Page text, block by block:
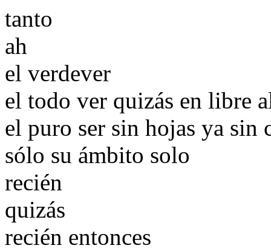
tanto
ah
el verdever
el todo ver quizás en libre
el puro ser sin hojas ya sin
sólo su ámbito solo
recién
quizás
recién entonces